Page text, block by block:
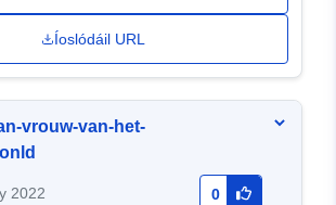
Íoslódáil URL
vrouw-van-het-
2022 0